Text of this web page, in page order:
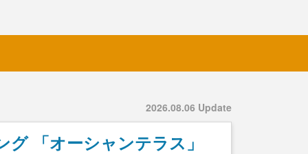
2026.08.06 Update
「オーシャンテラス」